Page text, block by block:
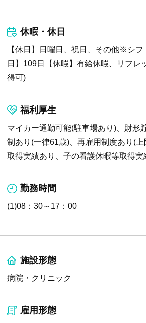
休暇・休日
【休日】日曜日、祝日、その他※シ
日】109日【休暇】有給休暇、リフレ
得可)
福利厚生
マイカー通勤可能(駐車場あり)、財形
制あり(一律61歳)、再雇用制度あり(
取得実績あり、子の看護休暇等取得実
勤務時間
(1)08：30～17：00
施設形態
病院・クリニック
雇用形態